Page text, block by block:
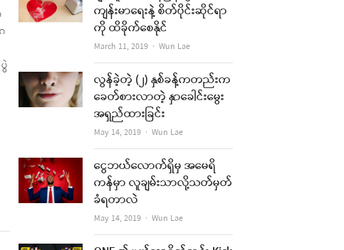
ကျန်းမာရေးနဲ့ စိတ်ပိုင်းဆိုင်ရာ
ကို ထိခိုက်စေနိုင်
March 11, 2019 Author
Wun Lae
လွန်ခဲ့တဲ့ (၂) နှစ်ခန့်ကတည်းက
ခေတ်စားလာတဲ့ နှာခေါင်းမွေး
အရှည်ထားခြင်း
May 14, 2019 Author
Wun Lae
ငွေဘယ်လောက်ရှိမှ အမေရိ
ကန်မှာ လူချမ်းသာလို့သတ်မှတ်
ခံရတာလဲ
May 14, 2019 Author
Wun Lae